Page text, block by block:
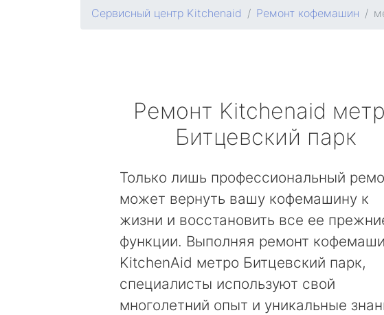
Сервисный центр Kitchenaid Ремонт кофемашин
Ремонт Kitchenaid
Битцевский парк
Только лишь профессиональный
может вернуть вашу кофемашину к
жизни и восстановить все ее
функции. Выполняя ремонт
KitchenAid метро Битцевский парк,
специалисты используют свой
многолетний опыт и уникальные